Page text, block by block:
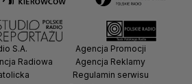
S.A.
Radiowa
Agencja Promocji
Agencja Reklamy
Regulamin serwisu